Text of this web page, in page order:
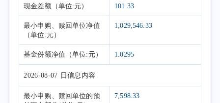
现金差额（单位:元） 101.33
最小申购、赎回单位净值
（单位:元）
1,029,546.33
基金份额净值 （单位:元） 1.0295
2026-08-07 日信息内容
最小申购、赎回单位的预
7,598.33